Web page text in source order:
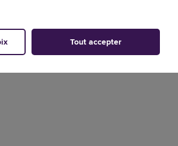
Tout accepter